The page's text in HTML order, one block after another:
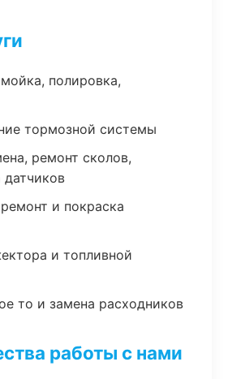
полировка,
тормозной системы
ремонт сколов,
датчиков
и покраска
и топливной
то и замена расходников
работы с нами